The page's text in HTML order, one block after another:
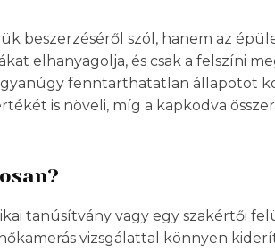
beszerzéséről szól, hanem az
elhanyagolja, és csak a felszíni
fenntarthatatlan állapotot
is növeli, míg a kapkodva
tanúsítvány vagy egy szakértői
vizsgálattal könnyen